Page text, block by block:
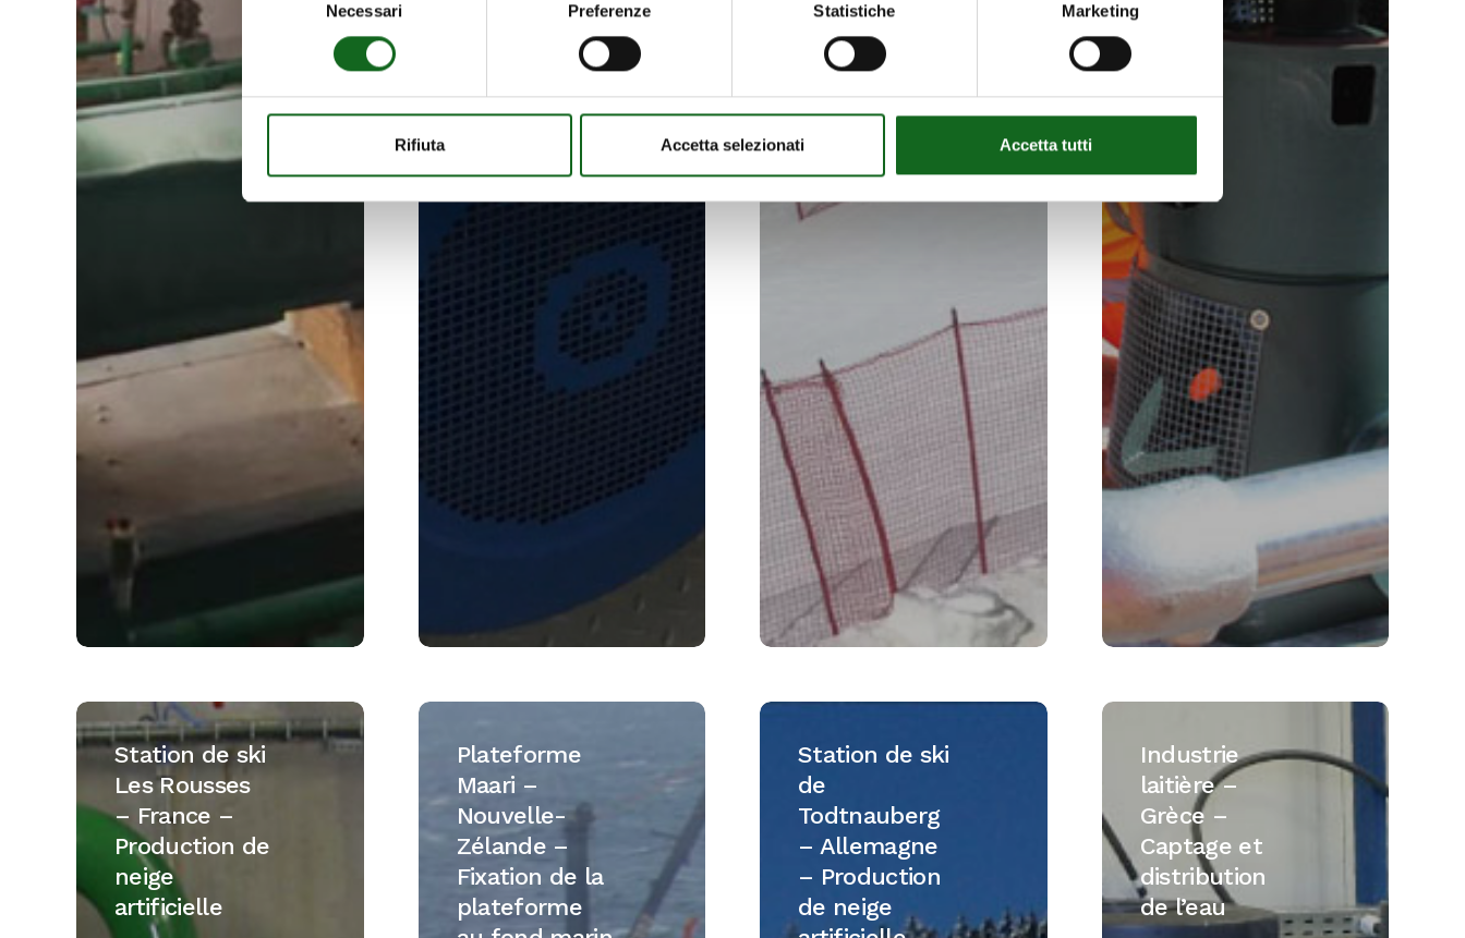
Necessari Preferenze Statistiche Marketing
Rifiuta Accetta selezionati Accetta tutti
Station
de
Les
Rousses
France
Station de ski
Les Rousses
– France –
Production de
neige
artificielle
Plateforme
Maari
Nouvelle-
Zélande
Fixation
Plateforme
Maari –
Nouvelle-
Zélande –
Fixation de la
plateforme
Station
Todtnauberg
Allemagne
Station de ski
de
Todtnauberg
– Allemagne
– Production
de neige
Industrie
laitière
Grèce
–
Captage
distribution
Industrie
laitière –
Grèce –
Captage et
distribution
de l’eau